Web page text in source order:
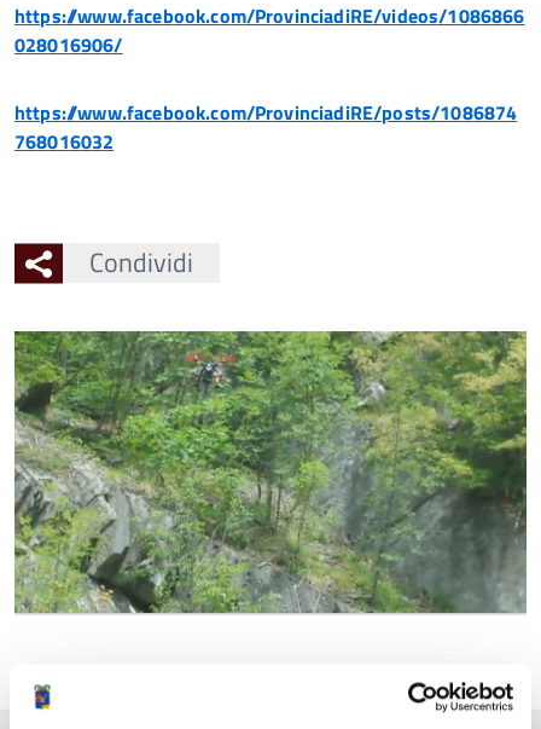
https://www.facebook.com/ProvinciadiRE/videos/1086866
028016906/
https://www.facebook.com/ProvinciadiRE/posts/1086874
768016032
Condividi
Ingrandisci
l'immagine